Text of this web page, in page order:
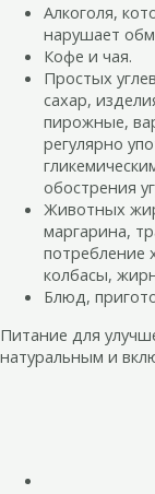
Алкоголя,
нарушает
Кофе и чая.
Простых
сахар,
пирожные,
регулярно
обострения
Животных
маргарина,
потребление
колбасы,
Блюд,
Питание для
натуральным и